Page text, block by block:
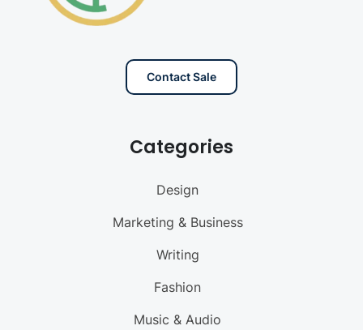
Contact Sale
Categories
Design
Marketing & Business
Writing
Fashion
Music & Audio